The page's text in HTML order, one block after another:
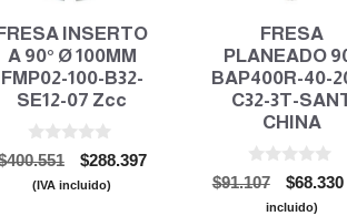
INSERTO
A 90° Ø 100MM
FMP02-100-B32-
SE12-07 Zcc
0
d
e
400.551
El
precio
$288.397El
(IVA incluido)
FRESA
PLANEADO
BAP400R-40-
C32-3T-
CHINA
0
d
$91.107
El
precio
$68.330
incluido)